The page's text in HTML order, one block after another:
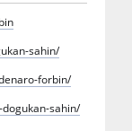
sahin/
forbin/
sahin/